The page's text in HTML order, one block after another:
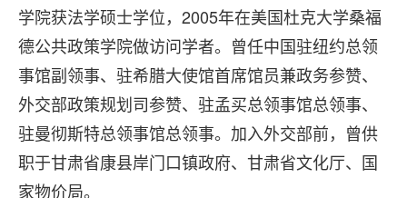
学院获法学硕士学位，2005年在美国杜克大学桑福
德公共政策学院做访问学者。曾任中国驻纽约总领
事馆副领事、驻希腊大使馆首席馆员兼政务参赞、
外交部政策规划司参赞、驻孟买总领事馆总领事、
驻曼彻斯特总领事馆总领事。加入外交部前，曾供
职于甘肃省康县岸门口镇政府、甘肃省文化厅、国
家物价局。